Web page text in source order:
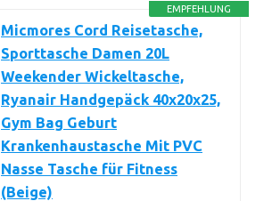
EMPFEHLUNG
Micmores Cord Reisetasche,
Sporttasche Damen 20L
Weekender Wickeltasche,
Ryanair Handgepäck 40x20x25,
Gym Bag Geburt
Krankenhaustasche Mit PVC
Nasse Tasche für Fitness
(Beige)